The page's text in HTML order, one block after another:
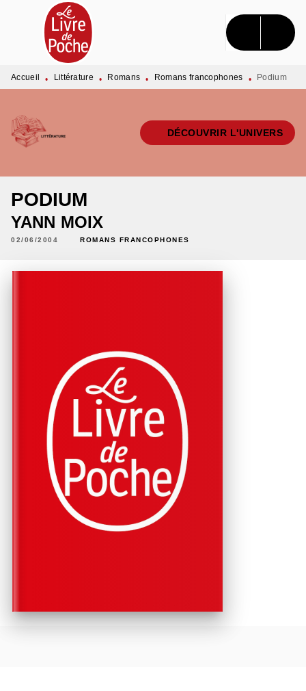
MENU RECHERCHE CONTENU
PIED DE PAGE
Accueil • Littérature • Romans • Romans francophones • Podium
DÉCOUVRIR L'UNIVERS
PODIUM
YANN MOIX
02/06/2004 ROMANS FRANCOPHONES